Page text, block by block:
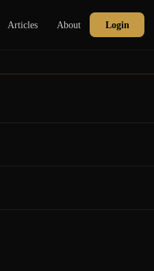
Articles About Login